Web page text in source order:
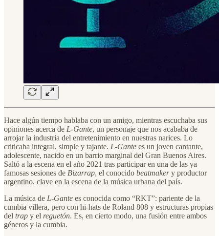
Hace algún tiempo hablaba con un amigo, mientras escuchaba sus
opiniones acerca de L-Gante, un personaje que nos acababa de
arrojar la industria del entretenimiento en nuestras narices. Lo
criticaba integral, simple y tajante. L-Gante es un joven cantante,
adolescente, nacido en un barrio marginal del Gran Buenos Aires.
Saltó a la escena en el año 2021 tras participar en una de las ya
famosas sesiones de Bizarrap, el conocido beatmakery productor
argentino, clave en la escena de la música urbana del país.
La música de L-Gante es conocida como “RKT”: pariente de la
cumbia villera, pero con hi-hats de Roland 808 y estructuras propias
del trap y el reguetón. Es, en cierto modo, una fusión entre ambos
géneros y la cumbia.